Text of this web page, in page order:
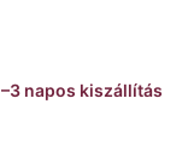
napos kiszállítás